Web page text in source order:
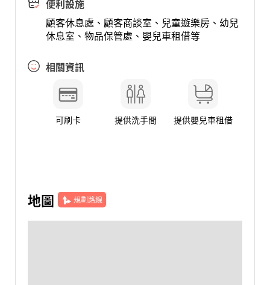
便利設施
顧客休息處、顧客商談室、兒童遊樂房、幼兒
休息室、物品保管處、嬰兒車租借等
相關資訊
可刷卡 提供洗手間 提供嬰兒車租借
地圖 規劃路線